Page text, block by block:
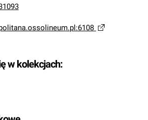
w kolekcjach: